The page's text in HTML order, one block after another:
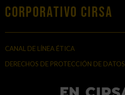
Corporativo Cirsa
CANAL DE LÍNEA ÉTICA
DERECHOS DE PROTECCIÓN DE DATOS